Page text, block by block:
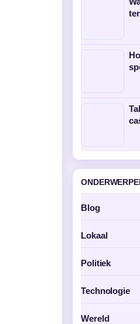
Blog
Lokaal
Politiek
Technologie
Wereld